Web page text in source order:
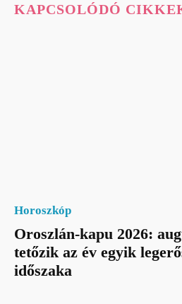
KAPCSOLÓDÓ
Horoszkóp
Oroszlán-kapu 2026:
tetőzik az év egyik
időszaka